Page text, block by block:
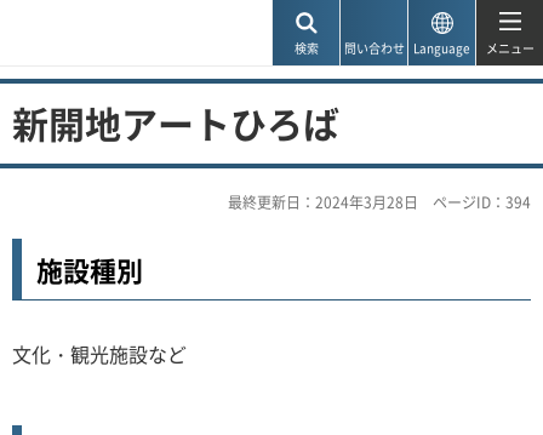
検索 問い合わせ Language メニュー
新開地アートひろば
最終更新日：2024年3月28日 ページID：394
施設種別
文化・観光施設など